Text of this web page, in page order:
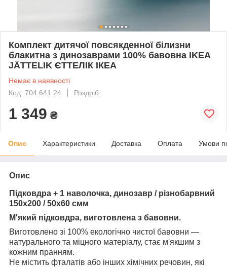
Комплект дитячої повсякденної білизни
блакитна з динозаврами 100% бавовна IKEA
JÄTTELIK ЄТТЕЛІК ІКЕА
Немає в наявності
Код: 704.641.24
Роздріб
1 349 ₴
Опис Характеристики Доставка Оплата Умови
Опис
Підковдра + 1 наволочка, динозавр / різнобарвний
150x200 / 50x60 смм
М'який підковдра, виготовлена з бавовни.
Виготовлено зі 100% екологічно чистої бавовни —
натурального та міцного матеріалу, стає м'якшим з
кожним пранням.
Не містить фталатів або інших хімічних речовин, які